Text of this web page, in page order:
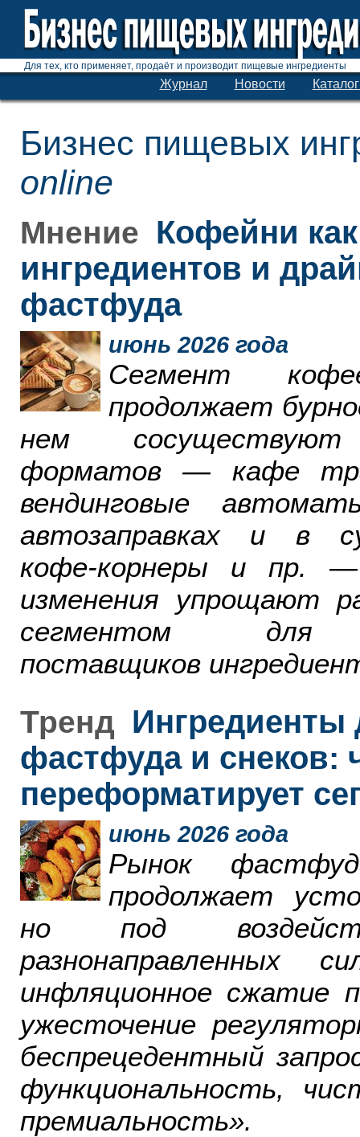
Для тех, кто применяет, продаёт и производит пищевые ингредиенты
Журнал Новости
Бизнес пищевых
online
Мнение Кофейни
ингредиентов и
фастфуда
июнь 2026 года
Сегмент
продолжает
нем
форматов — кафе
вендинговые
автозаправках и в
кофе-корнеры и пр.
изменения упрощают
сегментом для
поставщиков
Тренд Ингредиенты
фастфуда и снеков:
переформатирует
июнь 2026 года
Рынок
продолжает
но под
инфляционное сжатие
ужесточение
беспрецедентный
функциональность,
премиальность».